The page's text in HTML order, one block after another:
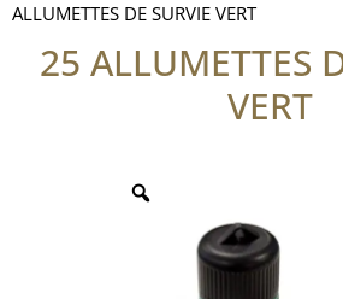
ALLUMETTES DE SURVIE VERT
25 ALLUMETTES
VERT